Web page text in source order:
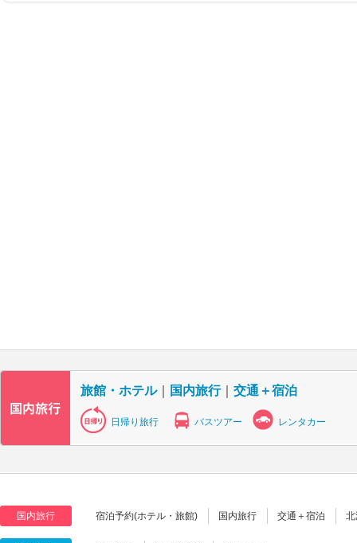
旅館・ホテル｜ 国内旅行｜ 交通＋宿泊
日帰り旅行 バスツアー レンタカー
国内旅行 宿泊予約(ホテル・旅館) 国内旅行 交通＋宿泊